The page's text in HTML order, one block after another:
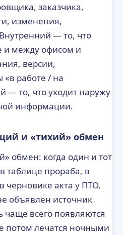
заказчика,
изменения,
— то, что
и между офисом и
версии,
«в работе / на
— то, что уходит наружу
информации.
и «тихий» обмен
обмен: когда один и тот
таблице прораба, в
черновике акта у ПТО,
объявлен источник
всего появляются
потом лечатся ночными